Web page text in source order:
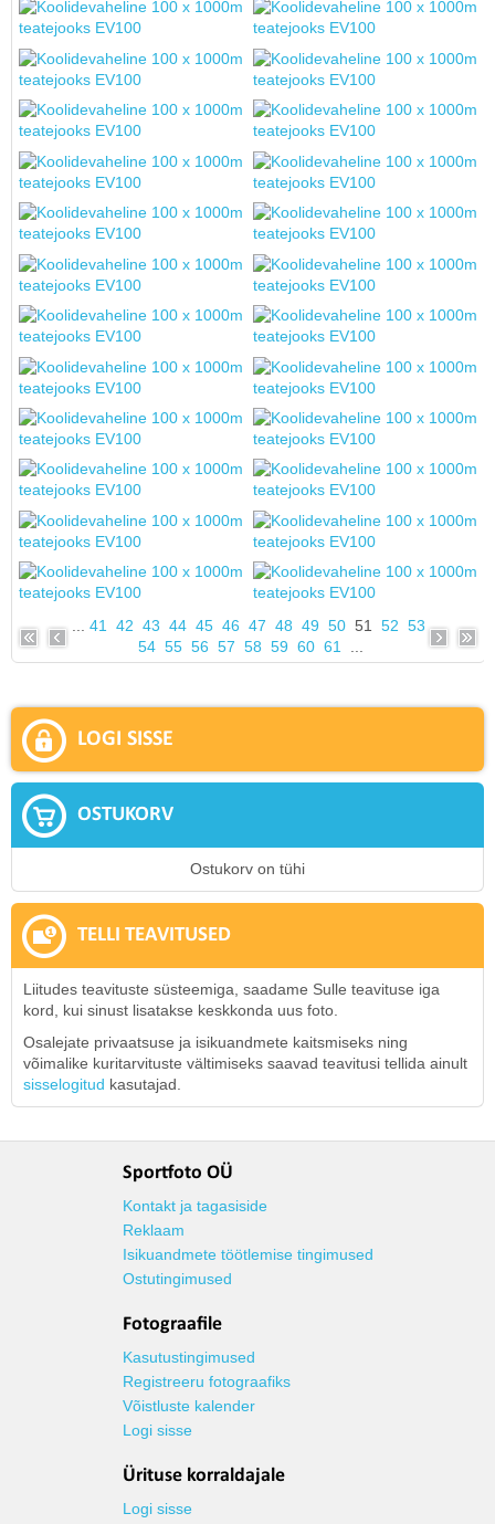
41 42 43 44 45 46 47 48 49 50 51 52 53
54 55 56 57 58 59 60 61
LOGI SISSE
OSTUKORV
Ostukorv on tühi
TELLI TEAVITUSED
Liitudes teavituste süsteemiga, saadame Sulle teavituse iga
kord, kui sinust lisatakse keskkonda uus foto.
Osalejate privaatsuse ja isikuandmete kaitsmiseks ning
võimalike kuritarvituste vältimiseks saavad teavitusi tellida ainult
sisselogitud kasutajad.
Sportfoto OÜ
Kontakt ja tagasiside
Reklaam
Isikuandmete töötlemise tingimused
Ostutingimused
Fotograafile
Kasutustingimused
Registreeru fotograafiks
Võistluste kalender
Logi sisse
Ürituse korraldajale
Logi sisse